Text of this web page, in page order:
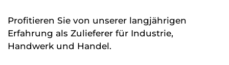
Profitieren Sie von unserer langjährigen
Erfahrung als Zulieferer für Industrie,
Handwerk und Handel.